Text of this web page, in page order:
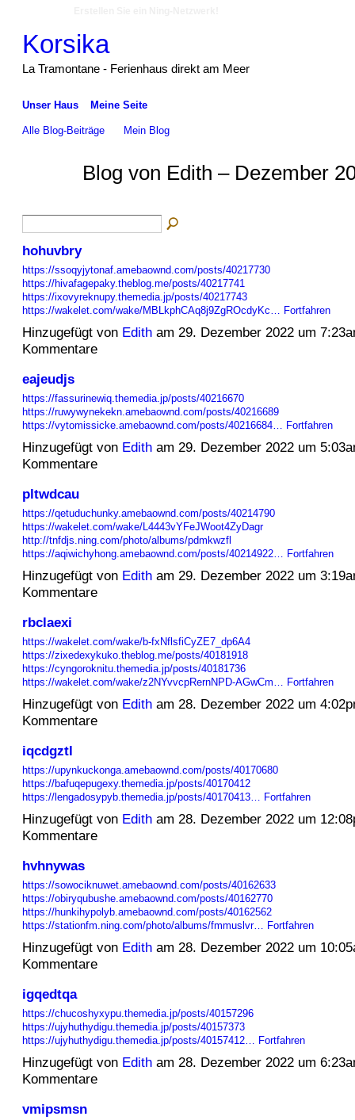
Korsika
La Tramontane - Ferienhaus direkt am Meer
Unser Haus Meine Seite
Alle Blog-Beiträge Mein Blog
Blog von Edith – Dezember
hohuvbry
https://ssoqyjytonaf.amebaownd.com/posts/40217730
https://hivafagepaky.theblog.me/posts/40217741
https://ixovyreknupy.themedia.jp/posts/40217743
https://wakelet.com/wake/MBLkphCAq8j9ZgROcdyKc…
Fortfahren
Hinzugefügt von Editham 29. Dezember 2022 um
Kommentare
eajeudjs
https://fassurinewiq.themedia.jp/posts/40216670
https://ruwywynekekn.amebaownd.com/posts/40216689
https://vytomissicke.amebaownd.com/posts/40216684…
Fortfahren
Hinzugefügt von Editham 29. Dezember 2022 um
Kommentare
pltwdcau
https://qetuduchunky.amebaownd.com/posts/40214790
https://wakelet.com/wake/L4443vYFeJWoot4ZyDagr
http://tnfdjs.ning.com/photo/albums/pdmkwzfl
https://aqiwichyhong.amebaownd.com/posts/40214922…
Fortfahren
Hinzugefügt von Editham 29. Dezember 2022 um
Kommentare
rbclaexi
https://wakelet.com/wake/b-fxNflsfiCyZE7_dp6A4
https://zixedexykuko.theblog.me/posts/40181918
https://cyngoroknitu.themedia.jp/posts/40181736
https://wakelet.com/wake/z2NYvvcpRernNPD-AGwCm…
Fortfahren
Hinzugefügt von Editham 28. Dezember 2022 um
Kommentare
iqcdgztl
https://upynkuckonga.amebaownd.com/posts/40170680
https://bafuqepugexy.themedia.jp/posts/40170412
https://lengadosypyb.themedia.jp/posts/40170413…
Fortfahren
Hinzugefügt von Editham 28. Dezember 2022 um
Kommentare
hvhnywas
https://sowociknuwet.amebaownd.com/posts/40162633
https://obiryqubushe.amebaownd.com/posts/40162770
https://hunkihypolyb.amebaownd.com/posts/40162562
https://stationfm.ning.com/photo/albums/fmmuslvr…
Fortfahren
Hinzugefügt von Editham 28. Dezember 2022 um
Kommentare
igqedtqa
https://chucoshyxypu.themedia.jp/posts/40157296
https://ujyhuthydigu.themedia.jp/posts/40157373
https://ujyhuthydigu.themedia.jp/posts/40157412…
Fortfahren
Hinzugefügt von Editham 28. Dezember 2022 um
Kommentare
vmipsmsn